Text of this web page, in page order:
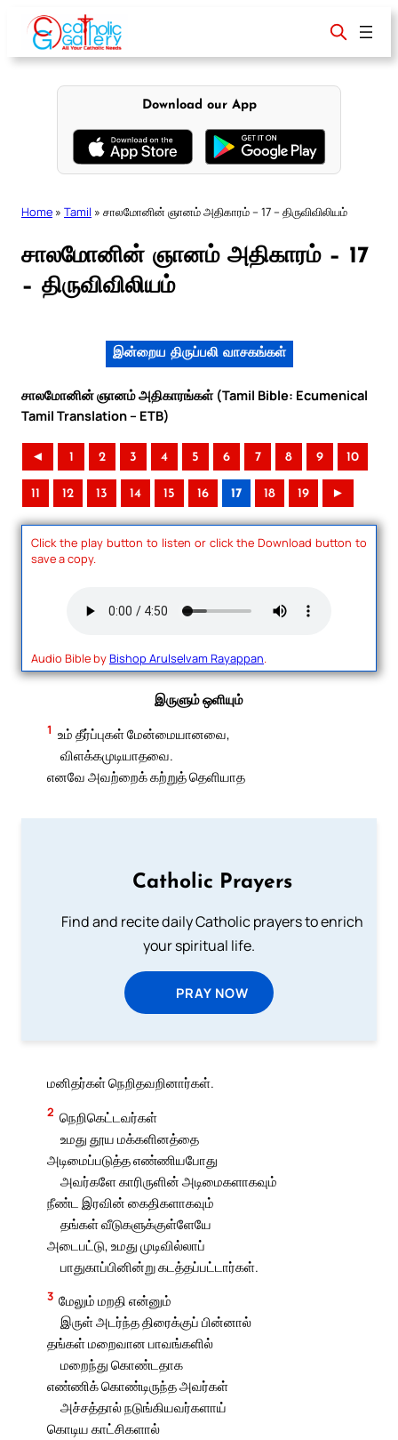
content
Download our App
Home » Tamil » சாலமோனின் ஞானம் அதிகாரம் – 17 – திருவிவிலியம்
சாலமோனின் ஞானம் அதிகாரம் – 17
– திருவிவிலியம்
இன்றைய திருப்பலி வாசகங்கள்
சாலமோனின் ஞானம் அதிகாரங்கள் (Tamil Bible: Ecumenical
Tamil Translation – ETB)
◄ 1 2 3 4 5 6 7 8 9 10
11 12 13 14 15 16 17 18 19 ►
Click the play button to listen or click the Download button to
save a copy.
Audio Bible byBishop Arulselvam Rayappan.
இருளும் ஒளியும்
1 உம் தீர்ப்புகள் மேன்மையானவை,
விளக்கமுடியாதவை.
எனவே அவற்றைக் கற்றுத் தெளியாத
Catholic Prayers
Find and recite daily Catholic prayers to enrich
your spiritual life.
PRAY NOW
மனிதர்கள் நெறிதவறினார்கள்.
2 நெறிகெட்டவர்கள்
உமது தூய மக்களினத்தை
அடிமைப்படுத்த எண்ணியபோது
அவர்களே காரிருளின் அடிமைகளாகவும்
நீண்ட இரவின் கைதிகளாகவும்
தங்கள் வீடுகளுக்குள்ளேயே
அடைபட்டு, உமது முடிவில்லாப்
பாதுகாப்பினின்று கடத்தப்பட்டார்கள்.
3 மேலும் மறதி என்னும்
இருள் அடர்ந்த திரைக்குப் பின்னால்
தங்கள் மறைவான பாவங்களில்
மறைந்து கொண்டதாக
எண்ணிக் கொண்டிருந்த அவர்கள்
அச்சத்தால் நடுங்கியவர்களாய்
கொடிய காட்சிகளால்